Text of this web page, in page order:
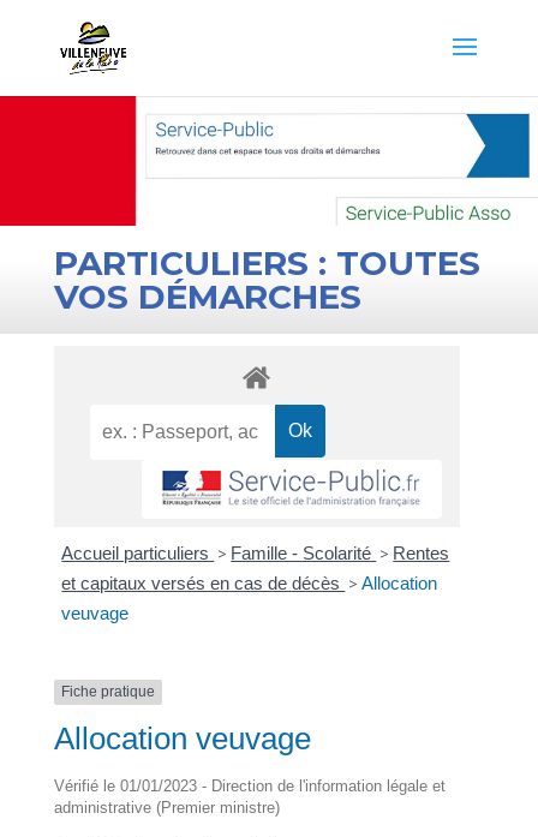
PARTICULIERS : TOUTES
VOS DÉMARCHES
Accueil particuliers > Famille - Scolarité > Rentes
et capitaux versés en cas de décès > Allocation
veuvage
Fiche pratique
Allocation veuvage
Vérifié le 01/01/2023 - Direction de l'information légale et
administrative (Premier ministre)